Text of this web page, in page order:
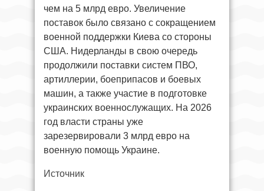
чем на 5 млрд евро. Увеличение
поставок было связано с сокращением
военной поддержки Киева со стороны
США. Нидерланды в свою очередь
продолжили поставки систем ПВО,
артиллерии, боеприпасов и боевых
машин, а также участие в подготовке
украинских военнослужащих. На 2026
год власти страны уже
зарезервировали 3 млрд евро на
военную помощь Украине.
Источник